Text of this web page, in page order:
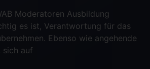
Moderatoren Ausbildung
es ist, Verantwortung für das
Ebenso wie angehende
sich auf